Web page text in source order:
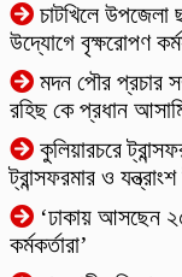
চাটখিলে উপজেলা
উদ্যোগে বৃক্ষরোপণ
মদন পৌর প্রচার
রহিছ কে প্রধান
কুলিয়ারচরে
ট্রান্সফরমার ও
‘ঢাকায় আসছেন ২৫
কর্মকর্তারা’